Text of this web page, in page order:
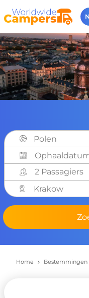
030-6974964
Bel ons gerust
Je kunt ons
Polen
2 Passagiers
Krakow
Home Bestemmingen